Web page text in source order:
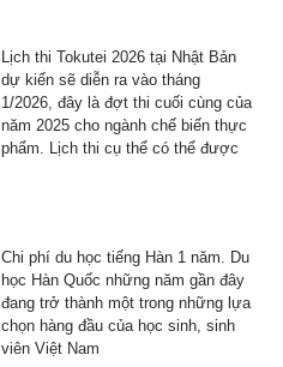
Lịch thi Tokutei 2026 tại Nhật Bản
dự kiến sẽ diễn ra vào tháng
1/2026, đây là đợt thi cuối cùng của
năm 2025 cho ngành chế biến thực
phẩm. Lịch thi cụ thể có thể được
2026
Chi phí du học tiếng Hàn 1 năm. Du
học Hàn Quốc những năm gần đây
đang trở thành một trong những lựa
chọn hàng đầu của học sinh, sinh
viên Việt Nam